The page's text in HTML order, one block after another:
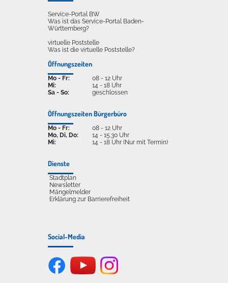
Service-Portal BW
Was ist das Service-Portal Baden-
Württemberg?
virtuelle Poststelle
Was ist die virtuelle Poststelle?
Öffnungszeiten
Mo - Fr:
Mi:
Sa - So:
08 - 12 Uhr
14 - 18 Uhr
geschlossen
Öffnungszeiten Bürgerbüro
Mo - Fr:
Mo, Di, Do:
Mi:
08 - 12 Uhr
14 - 15.30 Uhr
14 - 18 Uhr (Nur mit Termin)
Dienste
Stadtplan
Newsletter
Mängelmelder
Erklärung zur Barrierefreiheit
Social-Media